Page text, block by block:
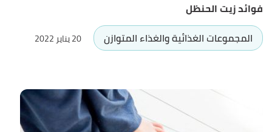
فوائد زيت الحنظل
المجموعات الغذائية والغذاء المتوازن
20 يناير 2022